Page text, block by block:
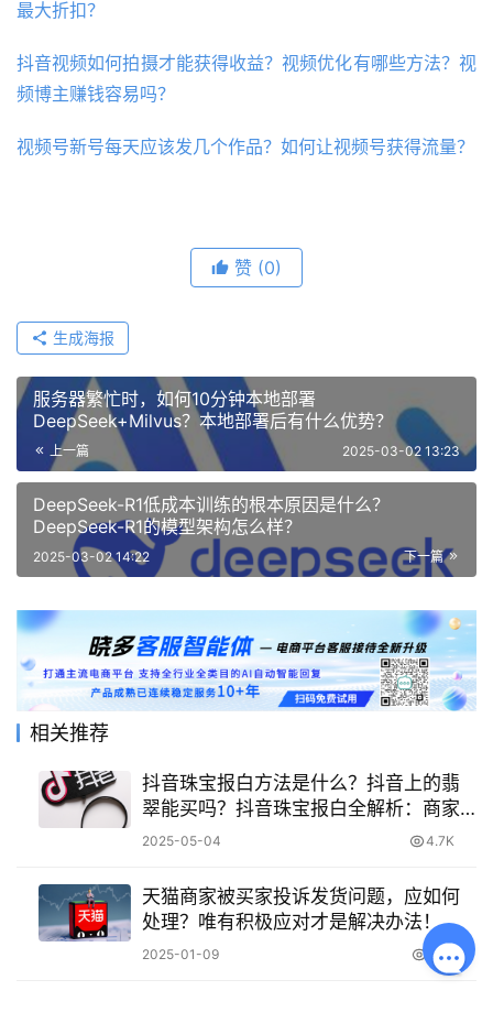
最大折扣？
抖音视频如何拍摄才能获得收益？视频优化有哪些方法？视
频博主赚钱容易吗？
视频号新号每天应该发几个作品？如何让视频号获得流量？
赞 (0)
生成海报
服务器繁忙时，如何10分钟本地部署
DeepSeek+Milvus？本地部署后有什么优势？
上一篇 2025-03-02 13:23
DeepSeek-R1低成本训练的根本原因是什么？
DeepSeek-R1的模型架构怎么样？
下一篇
2025-03-02 14:22
相关推荐
抖音珠宝报白方法是什么？抖音上的翡
翠能买吗？抖音珠宝报白全解析：商家
合规指南与消费者避坑攻略
2025-05-04 4.7K
天猫商家被买家投诉发货问题，应如何
处理？唯有积极应对才是解决办法！
2025-01-09 1.4K